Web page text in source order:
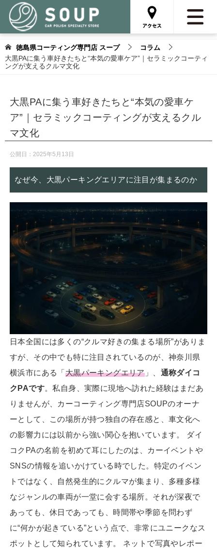
徳島県コーティング専門店 スープ
コラム
大黒PAに集う車好きたちと“本気の愛車ケア”｜セラミックコーティ
ングが支えるクルマ文化
大黒PAに集う車好きたちと“本気の愛車ケ
ア”｜セラミックコーティングが支えるクル
マ文化
公開日： 2025年5月13日
なぜ今、大黒パーキングエリアに注目が集まるのか
日本全国には多くの“クルマ好きの集まる場所”がありま
すが、その中でも特に注目されているのが、神奈川県
横浜市にある「 大黒パーキングエリア」、 通称ダイコ
クPAです。私自身、実際に現地へ訪れた経験はまだあ
りませんが、カーコーティング専門店SOUPのオーナ
ーとして、この場所が持つ独自の存在感と、車文化へ
の影響力には以前から強い関心を抱いています。 ダイ
コクPAの名前を初めて耳にしたのは、カーイベントや
SNSの情報を追いかけている時でした。特定のイベン
トではなく、自然発生的にクルマが集まり、多種多様
なジャンルの車両が一堂に会する場所。それが深夜で
あっても、休日であっても、時間帯や季節を問わず
に“何かが起きている”という点で、非常にユニークなス
ポットとして知られています。 ネットで写真やレポー